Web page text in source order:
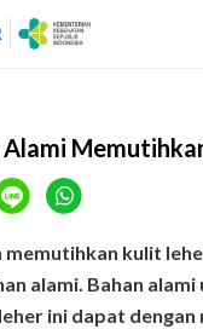
Alami
memutihkan kulit
alami. Bahan alami
ini dapat dengan